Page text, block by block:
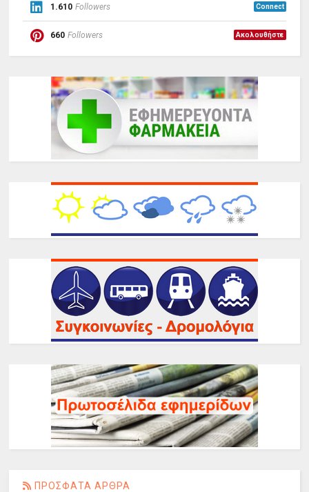
1.610 Followers Connect
660 Followers Ακολουθήστε
ΠΡΟΣΦΑΤΑ ΑΡΘΡΑ